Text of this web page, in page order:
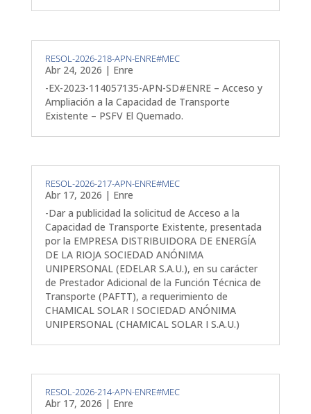
RESOL-2026-218-APN-ENRE#MEC
Abr 24, 2026 | Enre
-EX-2023-114057135-APN-SD#ENRE – Acceso y
Ampliación a la Capacidad de Transporte
Existente – PSFV El Quemado.
RESOL-2026-217-APN-ENRE#MEC
Abr 17, 2026 | Enre
-Dar a publicidad la solicitud de Acceso a la
Capacidad de Transporte Existente, presentada
por la EMPRESA DISTRIBUIDORA DE ENERGÍA
DE LA RIOJA SOCIEDAD ANÓNIMA
UNIPERSONAL (EDELAR S.A.U.), en su carácter
de Prestador Adicional de la Función Técnica de
Transporte (PAFTT), a requerimiento de
CHAMICAL SOLAR I SOCIEDAD ANÓNIMA
UNIPERSONAL (CHAMICAL SOLAR I S.A.U.)
RESOL-2026-214-APN-ENRE#MEC
Abr 17, 2026 | Enre